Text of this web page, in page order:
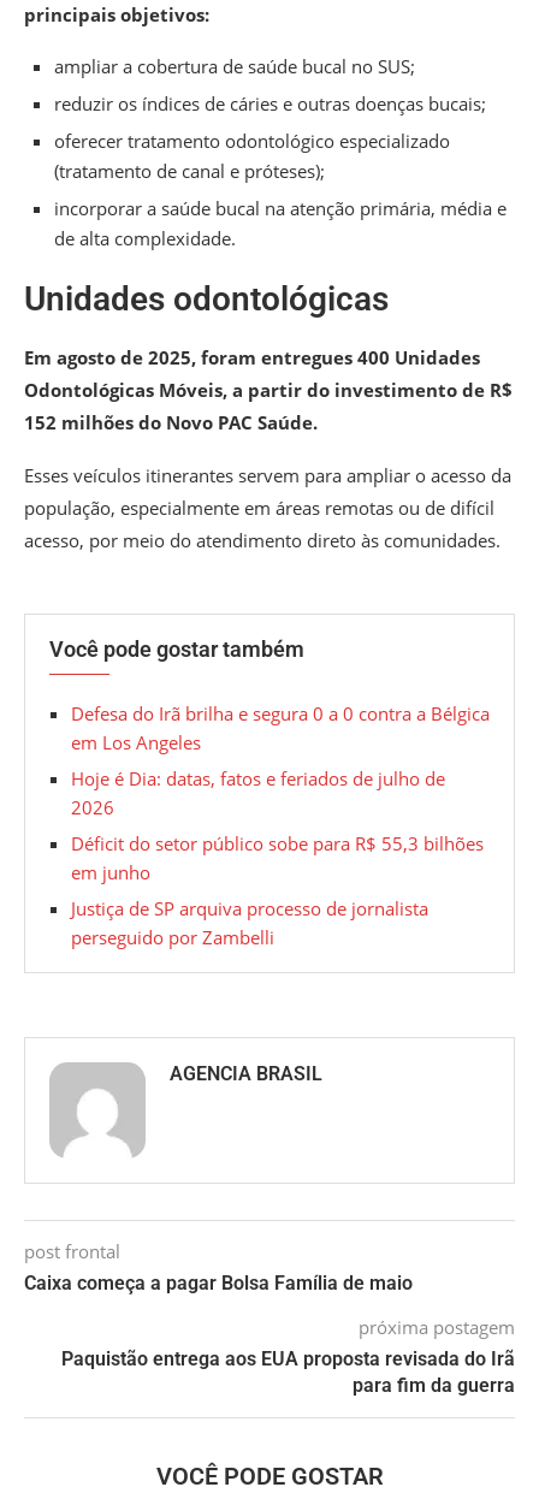
principais objetivos:
ampliar a cobertura de saúde bucal no SUS;
reduzir os índices de cáries e outras doenças bucais;
oferecer tratamento odontológico especializado
(tratamento de canal e próteses);
incorporar a saúde bucal na atenção primária, média e
de alta complexidade.
Unidades odontológicas
Em agosto de 2025, foram entregues 400 Unidades
Odontológicas Móveis, a partir do investimento de R$
152 milhões do Novo PAC Saúde.
Esses veículos itinerantes servem para ampliar o acesso da
população, especialmente em áreas remotas ou de difícil
acesso, por meio do atendimento direto às comunidades.
Você pode gostar também
Defesa do Irã brilha e segura 0 a 0 contra a Bélgica
em Los Angeles
Hoje é Dia: datas, fatos e feriados de julho de
2026
Déficit do setor público sobe para R$ 55,3 bilhões
em junho
Justiça de SP arquiva processo de jornalista
perseguido por Zambelli
AGENCIA BRASIL
post frontal
Caixa começa a pagar Bolsa Família de maio
próxima postagem
Paquistão entrega aos EUA proposta revisada do Irã
para fim da guerra
VOCÊ PODE GOSTAR